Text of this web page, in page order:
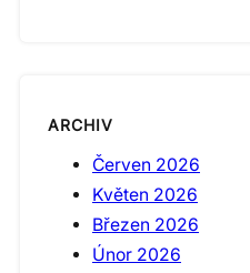
ARCHIV
Červen 2026
Květen 2026
Březen 2026
Únor 2026